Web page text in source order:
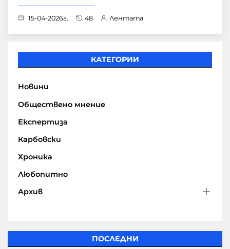
15-04-2026г. 48 Лентата
КАТЕГОРИИ
Новини
Обществено мнение
Експертиза
Карбовски
Хроника
Любопитно
Архив
ПОСЛЕДНИ